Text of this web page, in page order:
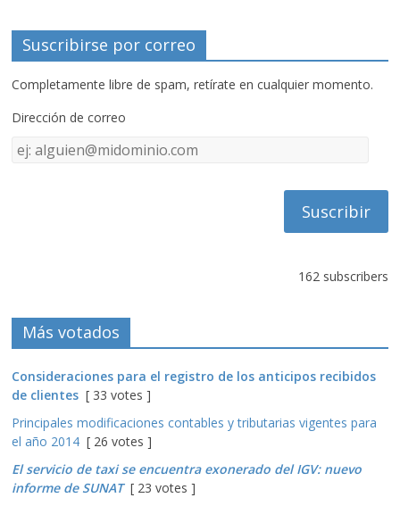
Suscribirse por correo
Completamente libre de spam, retírate en cualquier momento.
Dirección de correo
Dirección
de
162 subscribers
Más votados
Consideraciones para el registro de los anticipos recibidos
de clientes [ 33 votes ]
Principales modificaciones contables y tributarias vigentes para
el año 2014 [ 26 votes ]
El servicio de taxi se encuentra exonerado del IGV: nuevo
informe de SUNAT[ 23 votes ]